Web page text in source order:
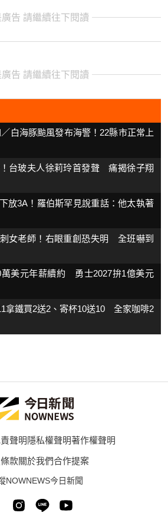
廣告 請繼續往下閱讀
廣告 請繼續往下閱讀
白海豚颱風發布海警！22縣市正常上
台玻夫人徐莉玲首發聲 痛揭徐子翔
放3A！羅伯斯罕見說重話：他太執著
女老師！右眼重創恐失明 全班嚇到
萬美元年薪續約 勇士2027拚1億美元
拿鐵買2送2、寄杯10送10 全家咖啡2
聲明隱私權聲明著作權聲明
款關於我們合作提案
NOWNEWS今日新聞